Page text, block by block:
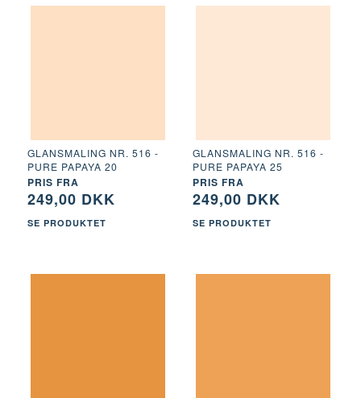
GLANSMALING NR. 516 -
PURE PAPAYA 20
PRIS FRA
249,00 DKK
SE PRODUKTET
GLANSMALING NR. 516 -
PURE PAPAYA 25
PRIS FRA
249,00 DKK
SE PRODUKTET